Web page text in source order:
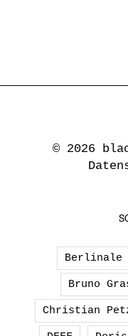
© 2026
Berlinale
Bruno
Christian